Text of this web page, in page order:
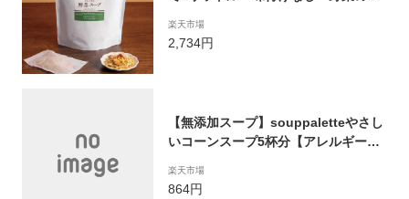
楽天市場
2,734円
【無添加スープ】souppaletteやさし
いコーンスープ5杯分【アレルギー対
楽天市場
864円